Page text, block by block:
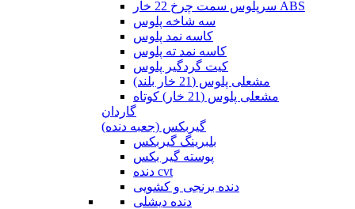
سرپلوس سمت چرخ 22 خار ABS
سه شاخه پلوس
کاسه نمد پلوس
کاسه نمد ته پلوس
کیت گردگیر پلوس
مشعلی پلوس (21 خار بلند)
مشعلی پلوس (21 خار) کوتاه
گاردان
گیربکس (جعبه دنده)
بلبرینگ گیربکس
پوسته گیر بکس
دنده cvt
دنده برنجی و کشویی
دنده دیشلی